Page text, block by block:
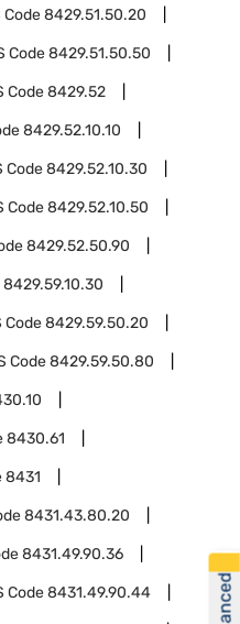
Code8429.51.50.20
Code8429.51.50.50
Code8429.52
8429.52.10.10
Code8429.52.10.30
Code8429.52.10.50
8429.52.50.90
8429.59.10.30
Code8429.59.50.20
Code8429.59.50.80
8430.61
8431
8431.43.80.20
8431.49.90.36
Code8431.49.90.44